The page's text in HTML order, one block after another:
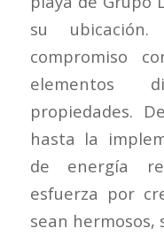
su
compromiso
elementos
propiedades.
hasta la
de energía
esfuerza por
sean